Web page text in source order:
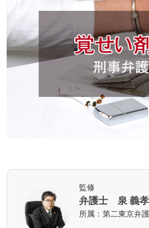
監修
弁護士 泉 義孝
所属：第二東京弁